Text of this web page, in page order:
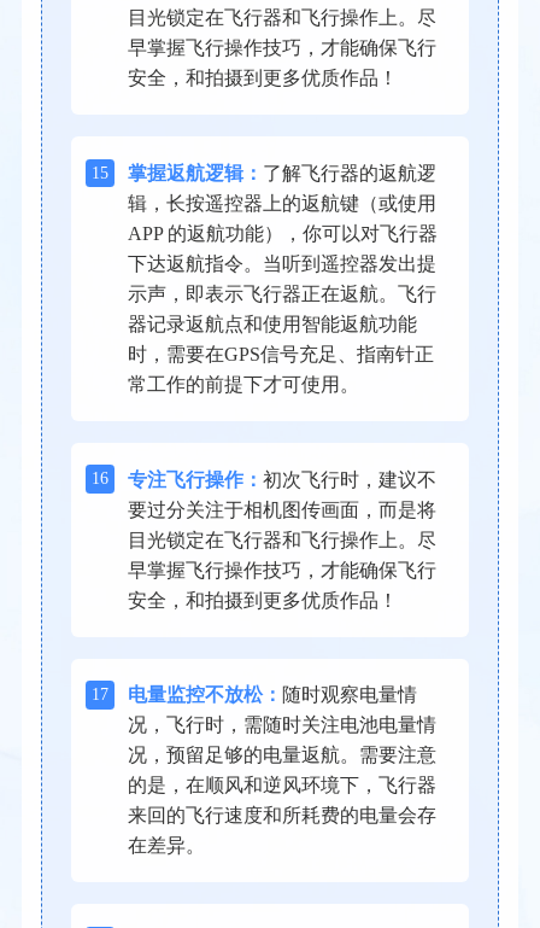
目光锁定在飞行器和飞行操作上。尽
早掌握飞行操作技巧，才能确保飞行
安全，和拍摄到更多优质作品！
15 掌握返航逻辑： 了解飞行器的返航逻
辑，长按遥控器上的返航键（或使用
APP 的返航功能），你可以对飞行器
下达返航指令。当听到遥控器发出提
示声，即表示飞行器正在返航。飞行
器记录返航点和使用智能返航功能
时，需要在GPS信号充足、指南针正
常工作的前提下才可使用。
16 专注飞行操作： 初次飞行时，建议不
要过分关注于相机图传画面，而是将
目光锁定在飞行器和飞行操作上。尽
早掌握飞行操作技巧，才能确保飞行
安全，和拍摄到更多优质作品！
17 电量监控不放松： 随时观察电量情
况，飞行时，需随时关注电池电量情
况，预留足够的电量返航。需要注意
的是，在顺风和逆风环境下，飞行器
来回的飞行速度和所耗费的电量会存
在差异。